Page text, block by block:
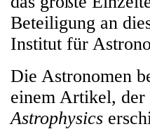
Beteiligung an
Institut für
Die Astronomen
einem Artikel,
Astrophysics